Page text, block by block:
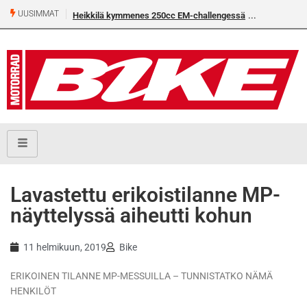
UUSIMMAT Heikkilä kymmenes 250cc EM-challengessä
Lavastettu erikoistilanne MP-
näyttelyssä aiheutti kohun
11 helmikuun, 2019 Bike
ERIKOINEN TILANNE MP-MESSUILLA – TUNNISTATKO NÄMÄ
HENKILÖT